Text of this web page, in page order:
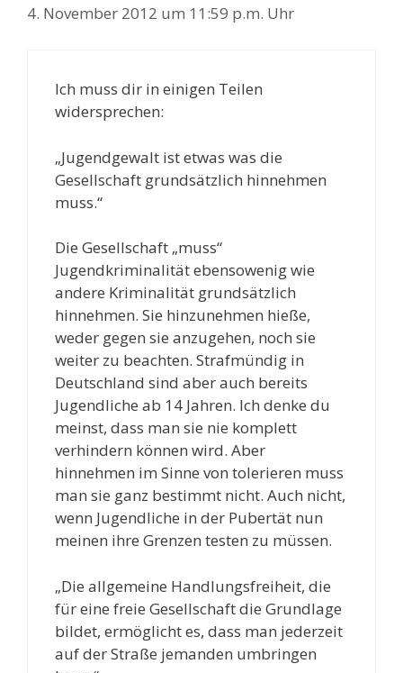
4. November 2012 um 11:59 p.m. Uhr
Ich muss dir in einigen Teilen
widersprechen:
„Jugendgewalt ist etwas was die
Gesellschaft grundsätzlich hinnehmen
muss.“
Die Gesellschaft „muss“
Jugendkriminalität ebensowenig wie
andere Kriminalität grundsätzlich
hinnehmen. Sie hinzunehmen hieße,
weder gegen sie anzugehen, noch sie
weiter zu beachten. Strafmündig in
Deutschland sind aber auch bereits
Jugendliche ab 14 Jahren. Ich denke du
meinst, dass man sie nie komplett
verhindern können wird. Aber
hinnehmen im Sinne von tolerieren muss
man sie ganz bestimmt nicht. Auch nicht,
wenn Jugendliche in der Pubertät nun
meinen ihre Grenzen testen zu müssen.
„Die allgemeine Handlungsfreiheit, die
für eine freie Gesellschaft die Grundlage
bildet, ermöglicht es, dass man jederzeit
auf der Straße jemanden umbringen